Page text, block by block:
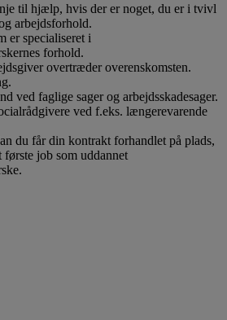
til hjælp, hvis der er noget, du er i tvivl
arbejdsforhold.
er specialiseret i
forhold.
overtræder overenskomsten.
ved faglige sager og arbejdsskadesager.
ved f.eks. længerevarende
du får din kontrakt forhandlet på plads,
job som uddannet